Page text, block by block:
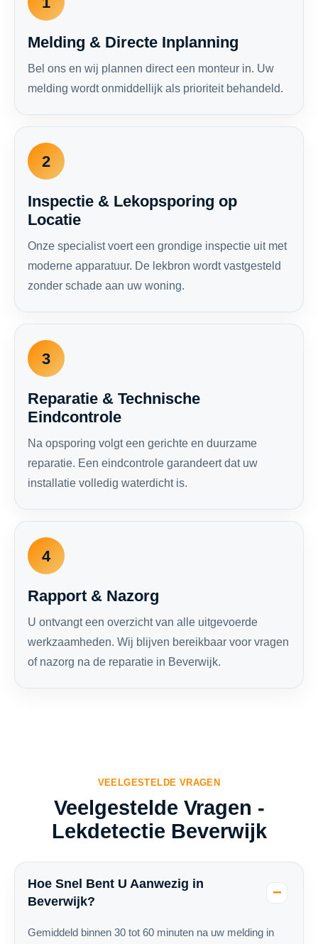
Melding & Directe Inplanning
Bel ons en wij plannen direct een monteur in. Uw
melding wordt onmiddellijk als prioriteit behandeld.
2
Inspectie & Lekopsporing op
Locatie
Onze specialist voert een grondige inspectie uit met
moderne apparatuur. De lekbron wordt vastgesteld
zonder schade aan uw woning.
3
Reparatie & Technische
Eindcontrole
Na opsporing volgt een gerichte en duurzame
reparatie. Een eindcontrole garandeert dat uw
installatie volledig waterdicht is.
4
Rapport & Nazorg
U ontvangt een overzicht van alle uitgevoerde
werkzaamheden. Wij blijven bereikbaar voor vragen
of nazorg na de reparatie in Beverwijk.
VEELGESTELDE VRAGEN
Veelgestelde Vragen -
Lekdetectie Beverwijk
Hoe Snel Bent U Aanwezig in
Beverwijk?
Gemiddeld binnen 30 tot 60 minuten na uw melding in